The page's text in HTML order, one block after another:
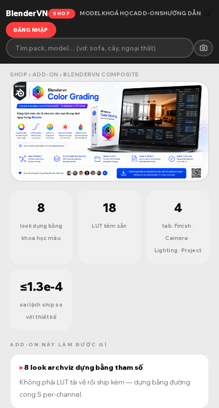
BlenderVN SHOP MODELKHOÁ HỌCADD-ONSHƯỚNG DẪN
ĐĂNG NHẬP
SHOP › ADD-ON › BLENDERVN COMPOSITE
8
look dựng bằng
khoa học màu
18
LUT kèm sẵn
4
tab: Finish ·
Camera ·
Lighting · Project
≤1.3e-4
sai lệch ship so
với thiết kế
ADD-ON NÀY LÀM ĐƯỢC GÌ
8 look archviz dựng bằng tham số
Không phải LUT tải về rồi ship kèm — dựng bằng đường
cong S per-channel.